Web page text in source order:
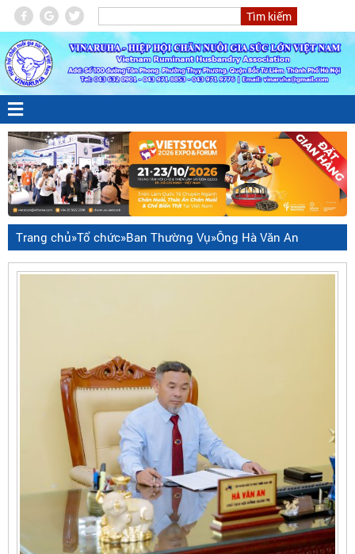
Trang chủ»Tổ chức»Ban Thường Vụ»Ông Hà Văn An